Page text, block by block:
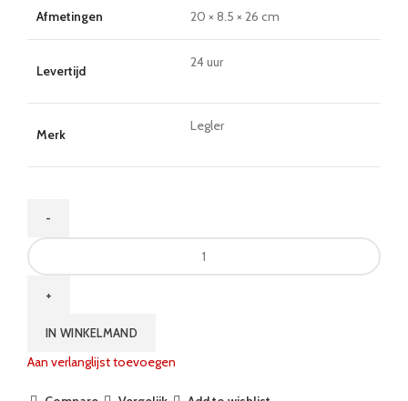
Afmetingen 20 × 8.5 × 26 cm
Levertijd
24 uur
Merk
Legler
Kinder
rugzak
IN WINKELMAND
Aan verlanglijst toevoegen